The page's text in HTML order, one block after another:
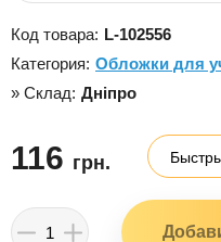
Код товара: L-102556
Категория: Обложки для
» Склад: Дніпро
116 грн.